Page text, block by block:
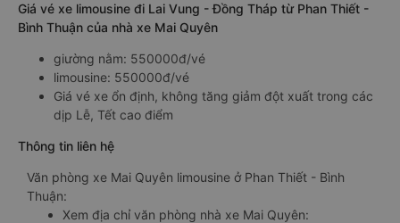
Giá vé xe limousine đi Lai Vung - Đồng Tháp từ Phan Thiết -
Bình Thuận của nhà xe Mai Quyên
giường nằm: 550000đ/vé
limousine: 550000đ/vé
Giá vé xe ổn định, không tăng giảm đột xuất trong các
dịp Lễ, Tết cao điểm
Thông tin liên hệ
Văn phòng xe Mai Quyên limousine ở Phan Thiết - Bình
Thuận:
Xem địa chỉ văn phòng nhà xe Mai Quyên: